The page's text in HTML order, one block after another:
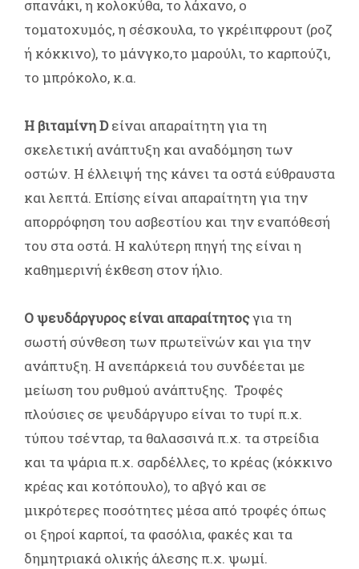
σπανάκι, η κολοκύθα, το λάχανο, ο
τοματοχυμός, η σέσκουλα, το γκρέιπφρουτ (ροζ
ή κόκκινο), το μάνγκο,το μαρούλι, το καρπούζι,
το μπρόκολο, κ.α.
Η βιταμίνη Dείναι απαραίτητη για τη
σκελετική ανάπτυξη και αναδόμηση των
οστών. Η έλλειψή της κάνει τα οστά εύθραυστα
και λεπτά. Επίσης είναι απαραίτητη για την
απορρόφηση του ασβεστίου και την εναπόθεσή
του στα οστά. Η καλύτερη πηγή της είναι η
καθημερινή έκθεση στον ήλιο.
Ο ψευδάργυρος είναι απαραίτητοςγια τη
σωστή σύνθεση των πρωτεϊνών και για την
ανάπτυξη. Η ανεπάρκειά του συνδέεται με
μείωση του ρυθμού ανάπτυξης. Τροφές
πλούσιες σε ψευδάργυρο είναι το τυρί π.χ.
τύπου τσένταρ, τα θαλασσινά π.χ. τα στρείδια
και τα ψάρια π.χ. σαρδέλλες, το κρέας (κόκκινο
κρέας και κοτόπουλο), το αβγό και σε
μικρότερες ποσότητες μέσα από τροφές όπως
οι ξηροί καρποί, τα φασόλια, φακές και τα
δημητριακά ολικής άλεσης π.χ. ψωμί.